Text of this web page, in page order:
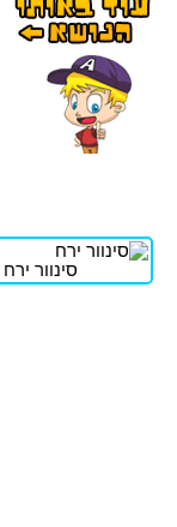
סינוור ירח